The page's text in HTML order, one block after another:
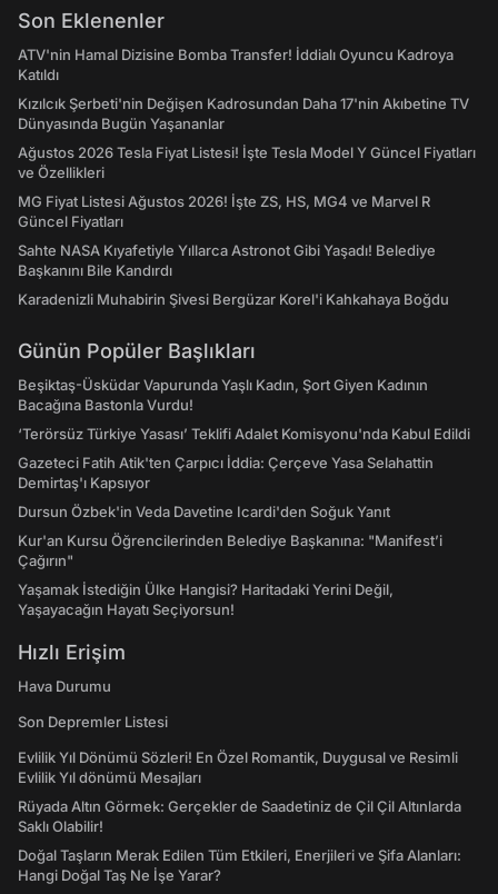
Son Eklenenler
ATV'nin Hamal Dizisine Bomba Transfer! İddialı Oyuncu Kadroya
Katıldı
Kızılcık Şerbeti'nin Değişen Kadrosundan Daha 17'nin Akıbetine TV
Dünyasında Bugün Yaşananlar
Ağustos 2026 Tesla Fiyat Listesi! İşte Tesla Model Y Güncel Fiyatları
ve Özellikleri
MG Fiyat Listesi Ağustos 2026! İşte ZS, HS, MG4 ve Marvel R
Güncel Fiyatları
Sahte NASA Kıyafetiyle Yıllarca Astronot Gibi Yaşadı! Belediye
Başkanını Bile Kandırdı
Karadenizli Muhabirin Şivesi Bergüzar Korel'i Kahkahaya Boğdu
Günün Popüler Başlıkları
Beşiktaş-Üsküdar Vapurunda Yaşlı Kadın, Şort Giyen Kadının
Bacağına Bastonla Vurdu!
‘Terörsüz Türkiye Yasası’ Teklifi Adalet Komisyonu'nda Kabul Edildi
Gazeteci Fatih Atik'ten Çarpıcı İddia: Çerçeve Yasa Selahattin
Demirtaş'ı Kapsıyor
Dursun Özbek'in Veda Davetine Icardi'den Soğuk Yanıt
Kur'an Kursu Öğrencilerinden Belediye Başkanına: "Manifest’i
Çağırın"
Yaşamak İstediğin Ülke Hangisi? Haritadaki Yerini Değil,
Yaşayacağın Hayatı Seçiyorsun!
Hızlı Erişim
Hava Durumu
Son Depremler Listesi
Evlilik Yıl Dönümü Sözleri! En Özel Romantik, Duygusal ve Resimli
Evlilik Yıl dönümü Mesajları
Rüyada Altın Görmek: Gerçekler de Saadetiniz de Çil Çil Altınlarda
Saklı Olabilir!
Doğal Taşların Merak Edilen Tüm Etkileri, Enerjileri ve Şifa Alanları:
Hangi Doğal Taş Ne İşe Yarar?